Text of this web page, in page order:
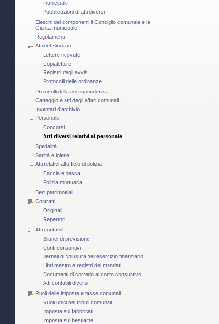
municipale
Pubblicazioni di atti diversi
Elenchi dei componenti il Consiglio comunale e la
Giunta municipale
Regolamenti
Atti del Sindaco
Lettere ricevute
Copialettere
Registri degli avvisi
Protocolli delle ordinanze
Protocolli della corrispondenza
Carteggio e atti degli affari comunali
Inventari d'archivio
Personale
Concorsi
Atti diversi relativi al personale
Spedalità
Sanità e igiene
Atti relativi all'ufficio di polizia
Caccia e pesca
Polizia mortuaria
Beni patrimoniali
Contratti
Originali
Repertori
Atti contabili
Bilanci di previsione
Conti consuntivi
Verbali di chiusura dell'esercizio finanziario
Libri mastro e registri dei mandati
Documenti di corredo al conto consuntivo
Atti contabili diversi
Ruoli delle imposte e tasse comunali
Ruoli unici dei tributi comunali
Imposta sui fabbricati
Imposta sul bestiame